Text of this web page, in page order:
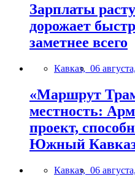
Зарплаты
дорожает
заметнее всего
Кавказ, 06
«Маршрут
местность:
проект,
Южный
Кавказ, 06